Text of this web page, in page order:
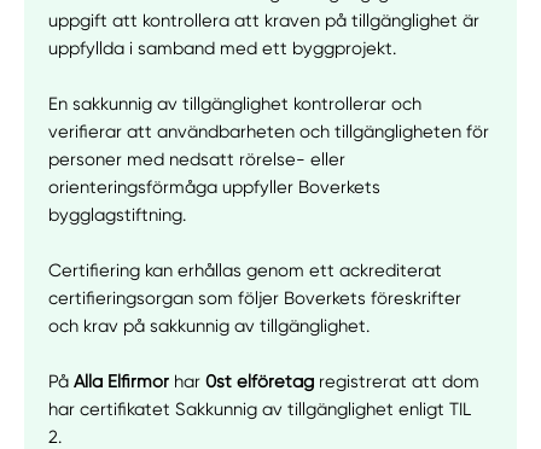
uppgift att kontrollera att kraven på tillgänglighet är
uppfyllda i samband med ett byggprojekt.
En sakkunnig av tillgänglighet kontrollerar och
verifierar att användbarheten och tillgängligheten för
personer med nedsatt rörelse- eller
orienteringsförmåga uppfyller Boverkets
bygglagstiftning.
Certifiering kan erhållas genom ett ackrediterat
certifieringsorgan som följer Boverkets föreskrifter
och krav på sakkunnig av tillgänglighet.
PåAlla Elfirmor har0st elföretag registrerat att dom
har certifikatet Sakkunnig av tillgänglighet enligt TIL
2.